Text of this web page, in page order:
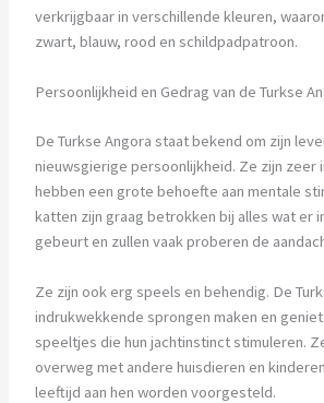
verkrijgbaar in verschillende kleuren,
zwart, blauw, rood en schildpadpatroon.
Persoonlijkheid en Gedrag van de Turkse
De Turkse Angora staat bekend om zijn
nieuwsgierige persoonlijkheid. Ze zijn zeer
hebben een grote behoefte aan mentale
katten zijn graag betrokken bij alles wat er
gebeurt en zullen vaak proberen de
Ze zijn ook erg speels en behendig. De
indrukwekkende sprongen maken en
speeltjes die hun jachtinstinct stimuleren.
overweg met andere huisdieren en
leeftijd aan hen worden voorgesteld.